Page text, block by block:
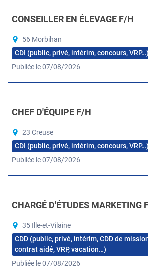
CONSEILLER EN ÉLEVAGE F/H
56 Morbihan
CDI (public, privé, intérim, concours, VRP…)
Publiée le 07/08/2026
CHEF D'ÉQUIPE F/H
23 Creuse
CDI (public, privé, intérim, concours, VRP…)
Publiée le 07/08/2026
CHARGÉ D'ÉTUDES MARKETING
35 Ille-et-Vilaine
CDD (public, privé, intérim, CDD de
contrat aidé, VRP, vacation…)
Publiée le 07/08/2026